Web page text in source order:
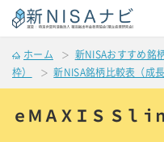
ホーム 新NISAおすすめ銘
枠）
新NISA銘柄比較表（成長
ｅＭＡＸＩＳ Ｓｌｉ